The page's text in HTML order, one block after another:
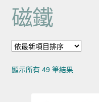
磁鐵
顯示所有 49 筆結果依最新